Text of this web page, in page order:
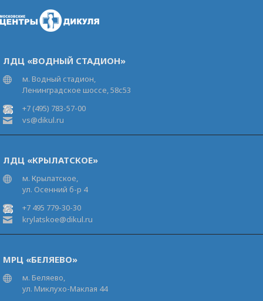
ЛДЦ «ВОДНЫЙ СТАДИОН»
м. Водный стадион,
Ленинградское шоссе, 58с53
+7 (495) 783-57-00
vs@dikul.ru
ЛДЦ «КРЫЛАТСКОЕ»
м. Крылатское,
ул. Осенний б-р 4
+7 495 779-30-30
krylatskoe@dikul.ru
МРЦ «БЕЛЯЕВО»
м. Беляево,
ул. Миклухо-Маклая 44